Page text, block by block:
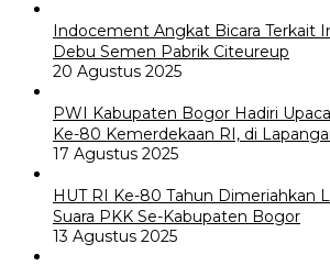
Indocement Angkat Bicara Terkait
Debu Semen Pabrik Citeureup
20 Agustus 2025
PWI Kabupaten Bogor Hadiri
Ke-80 Kemerdekaan RI, di
17 Agustus 2025
HUT RI Ke-80 Tahun Dimeriahkan
Suara PKK Se-Kabupaten Bogor
13 Agustus 2025